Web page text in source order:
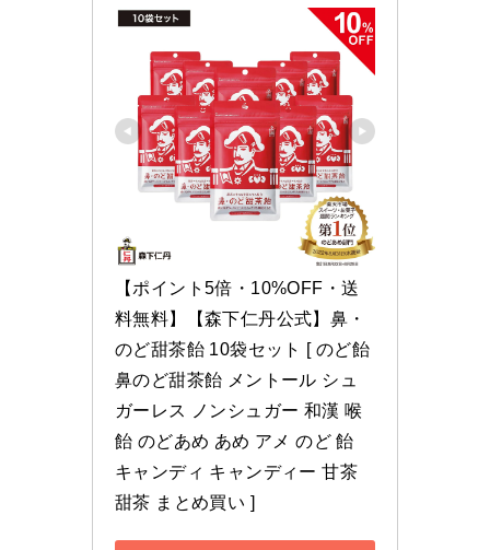
【ポイント5倍・10%OFF・送
料無料】【森下仁丹公式】鼻・
のど甜茶飴 10袋セット [ のど飴
鼻のど甜茶飴 メントール シュ
ガーレス ノンシュガー 和漢 喉
飴 のどあめ あめ アメ のど 飴
キャンディ キャンディー 甘茶
甜茶 まとめ買い ]